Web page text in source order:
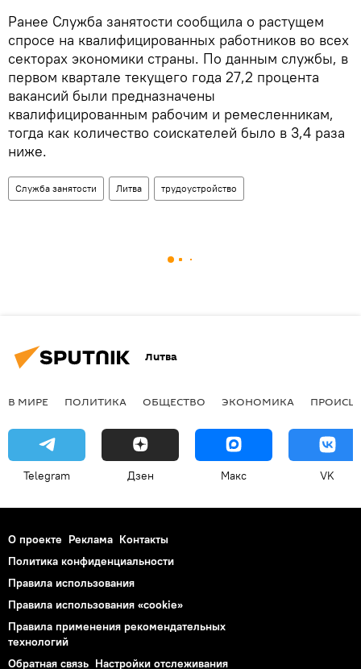
Ранее Служба занятости сообщила о растущем
спросе на квалифицированных работников во всех
секторах экономики страны. По данным службы, в
первом квартале текущего года 27,2 процента
вакансий были предназначены
квалифицированным рабочим и ремесленникам,
тогда как количество соискателей было в 3,4 раза
ниже.
Служба занятости Литва трудоустройство
Литва
В МИРЕ ПОЛИТИКА ОБЩЕСТВО ЭКОНОМИКА
Telegram Дзен Макс VK
О проекте Реклама Контакты
Политика конфиденциальности
Правила использования
Правила использования «cookie»
Правила применения рекомендательных
технологий
Обратная связь Настройки отслеживания